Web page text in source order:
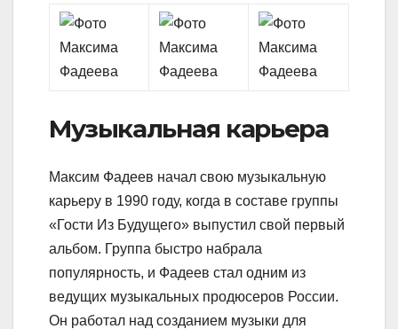
Музыкальная карьера
Максим Фадеев начал свою музыкальную
карьеру в 1990 году, когда в составе группы
«Гости Из Будущего» выпустил свой первый
альбом. Группа быстро набрала
популярность, и Фадеев стал одним из
ведущих музыкальных продюсеров России.
Он работал над созданием музыки для